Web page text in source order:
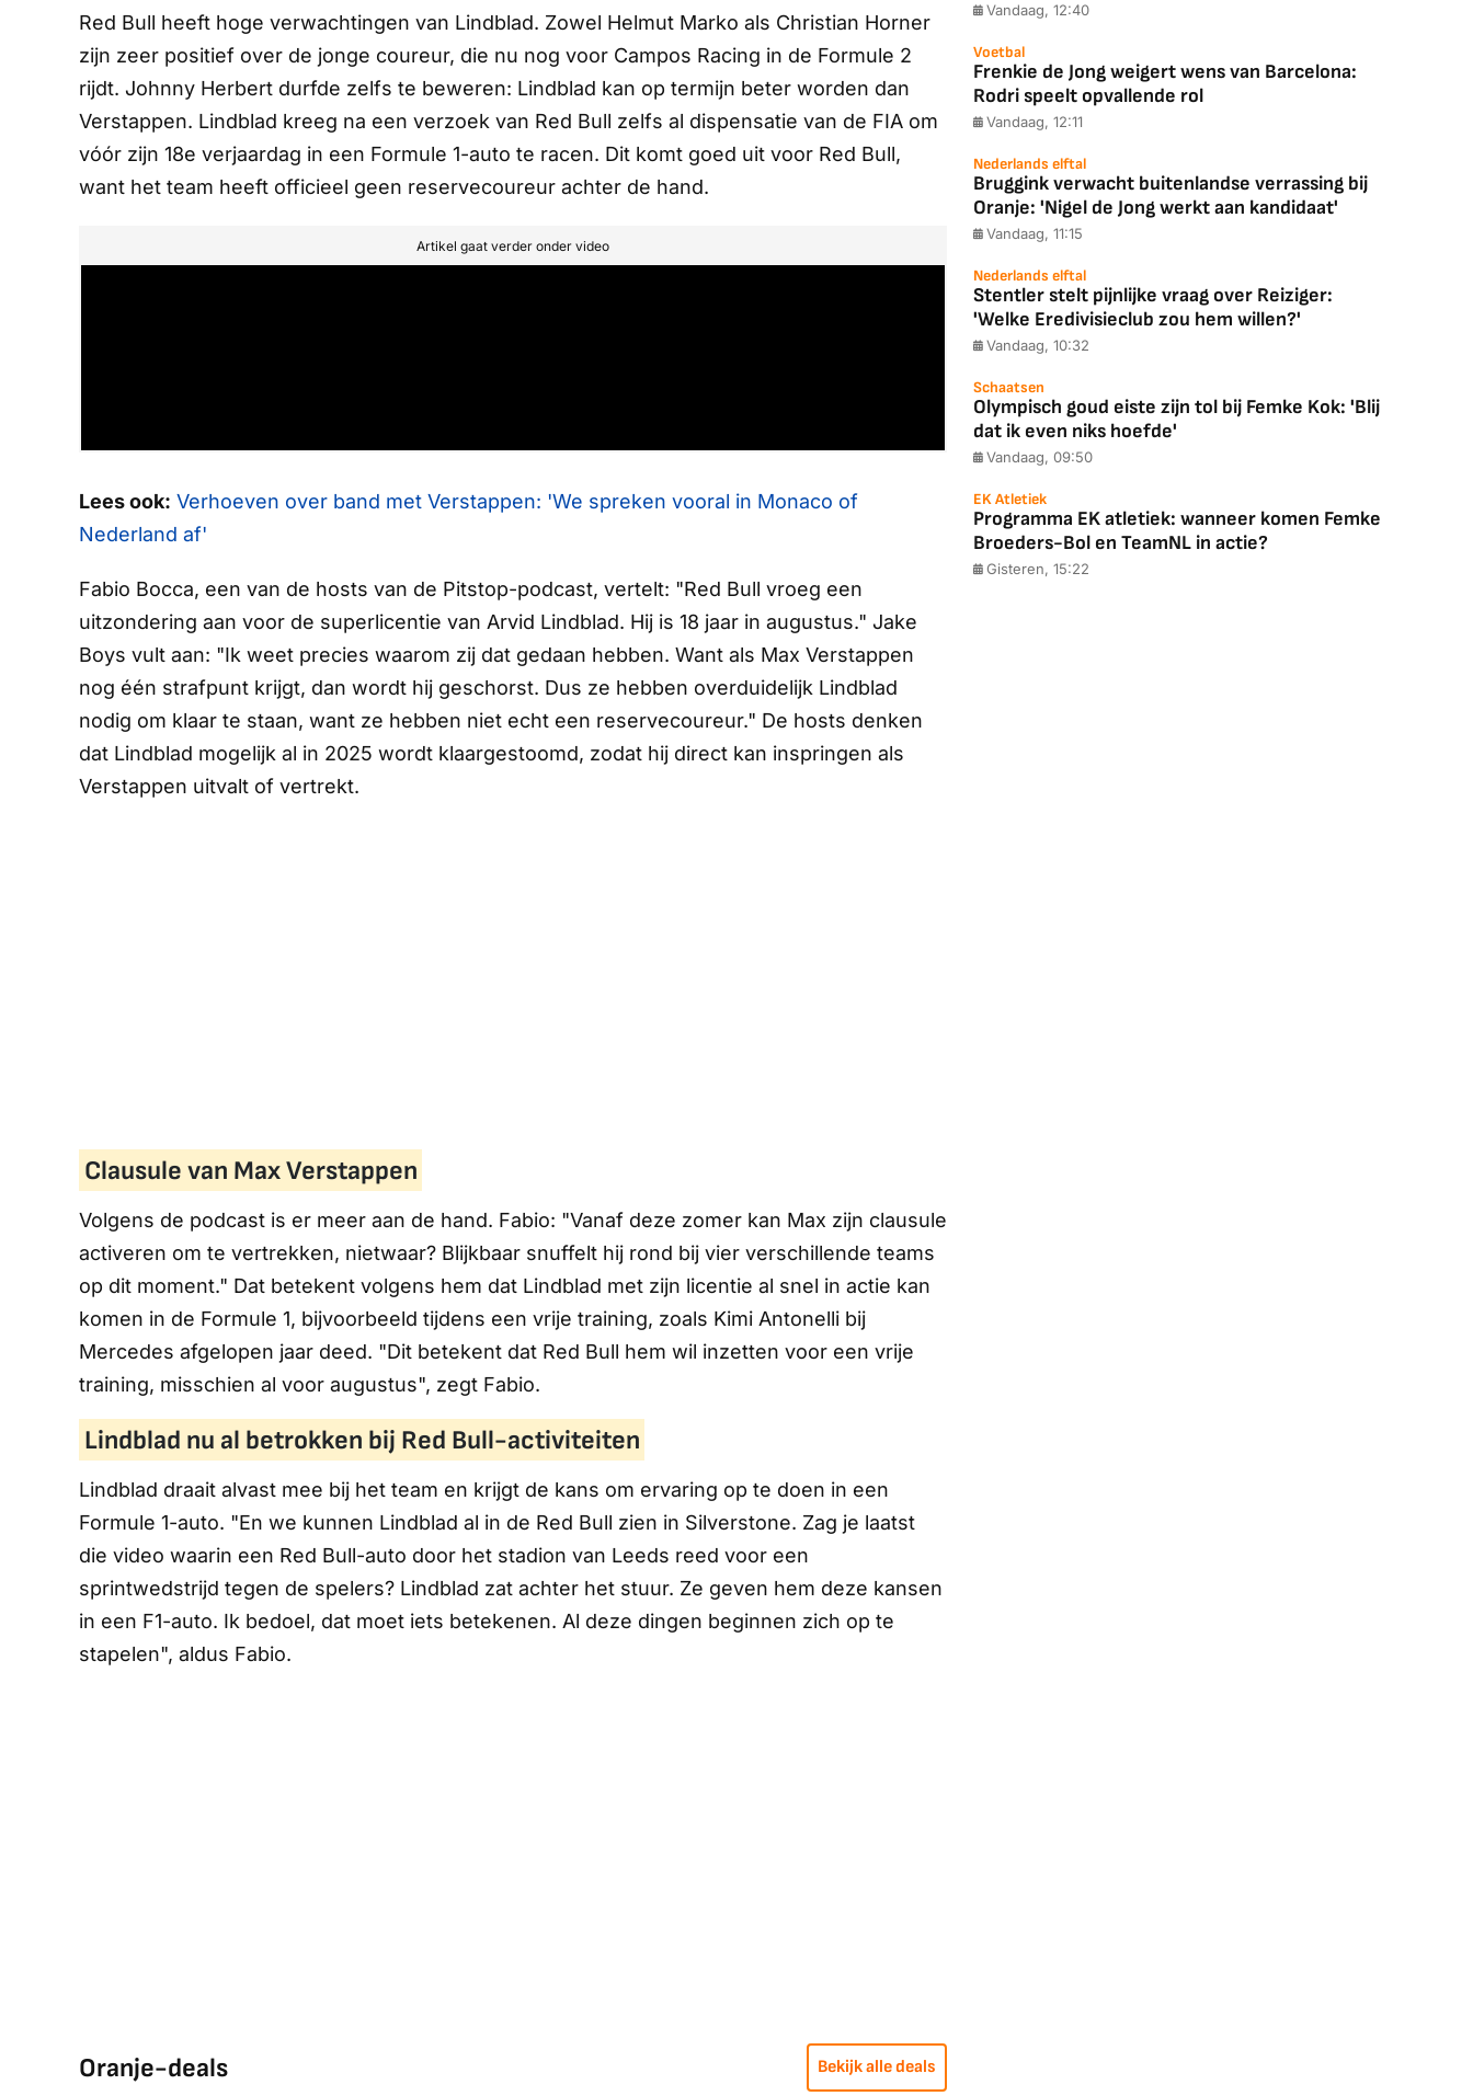
Red Bull heeft hoge verwachtingen van Lindblad. Zowel Helmut Marko als Christian Horner
zijn zeer positief over de jonge coureur, die nu nog voor Campos Racing in de Formule 2
rijdt. Johnny Herbert durfde zelfs te beweren: Lindblad kan op termijn beter worden dan
Verstappen. Lindblad kreeg na een verzoek van Red Bull zelfs al dispensatie van de FIA om
vóór zijn 18e verjaardag in een Formule 1-auto te racen. Dit komt goed uit voor Red Bull,
want het team heeft officieel geen reservecoureur achter de hand.
Artikel gaat verder onder video
Lees ook: Verhoeven over band met Verstappen: 'We spreken vooral in Monaco of
Nederland af'
Fabio Bocca, een van de hosts van de Pitstop-podcast, vertelt: "Red Bull vroeg een
uitzondering aan voor de superlicentie van Arvid Lindblad. Hij is 18 jaar in augustus." Jake
Boys vult aan: "Ik weet precies waarom zij dat gedaan hebben. Want als Max Verstappen
nog één strafpunt krijgt, dan wordt hij geschorst. Dus ze hebben overduidelijk Lindblad
nodig om klaar te staan, want ze hebben niet echt een reservecoureur." De hosts denken
dat Lindblad mogelijk al in 2025 wordt klaargestoomd, zodat hij direct kan inspringen als
Verstappen uitvalt of vertrekt.
Clausule van Max Verstappen
Volgens de podcast is er meer aan de hand. Fabio: "Vanaf deze zomer kan Max zijn clausule
activeren om te vertrekken, nietwaar? Blijkbaar snuffelt hij rond bij vier verschillende teams
op dit moment." Dat betekent volgens hem dat Lindblad met zijn licentie al snel in actie kan
komen in de Formule 1, bijvoorbeeld tijdens een vrije training, zoals Kimi Antonelli bij
Mercedes afgelopen jaar deed. "Dit betekent dat Red Bull hem wil inzetten voor een vrije
training, misschien al voor augustus", zegt Fabio.
Lindblad nu al betrokken bij Red Bull-activiteiten
Lindblad draait alvast mee bij het team en krijgt de kans om ervaring op te doen in een
Formule 1-auto. "En we kunnen Lindblad al in de Red Bull zien in Silverstone. Zag je laatst
die video waarin een Red Bull-auto door het stadion van Leeds reed voor een
sprintwedstrijd tegen de spelers? Lindblad zat achter het stuur. Ze geven hem deze kansen
in een F1-auto. Ik bedoel, dat moet iets betekenen. Al deze dingen beginnen zich op te
stapelen", aldus Fabio.
Oranje-deals Bekijk alle deals
Vandaag, 12:40
Voetbal
Frenkie de Jong weigert wens van Barcelona:
Rodri speelt opvallende rol
Vandaag, 12:11
Nederlands elftal
Bruggink verwacht buitenlandse verrassing bij
Oranje: 'Nigel de Jong werkt aan kandidaat'
Vandaag, 11:15
Nederlands elftal
Stentler stelt pijnlijke vraag over Reiziger:
'Welke Eredivisieclub zou hem willen?'
Vandaag, 10:32
Schaatsen
Olympisch goud eiste zijn tol bij Femke Kok: 'Blij
dat ik even niks hoefde'
Vandaag, 09:50
EK Atletiek
Programma EK atletiek: wanneer komen Femke
Broeders-Bol en TeamNL in actie?
Gisteren, 15:22